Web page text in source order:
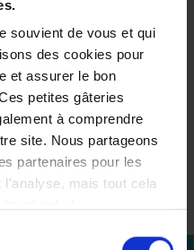
souvient de vous et qui
des cookies pour
et assurer le bon
petites gâteries
à comprendre
site. Nous partageons
partenaires pour les
mais tout cela